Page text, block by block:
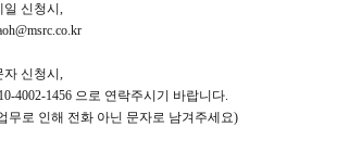
일 신청시,
자 신청시,
4002-1456 으로 연락주시기 바랍니다.
무로 인해 전화 아닌 문자로 남겨주세요)